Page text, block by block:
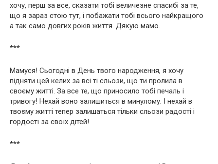
хочу, перш за все, сказати тобі величезне спасибі за те,
що я зараз стою тут, і побажати тобі всього найкращого
а так само довгих років життя. Дякую мамо.
***
Мамуся! Сьогодні в День твого народження, я хочу
підняти цей келих за всі ті сльози, що ти пролила в
своєму житті. За все те, що приносило тобі печаль і
тривогу! Нехай воно залишиться в минулому. І нехай в
твоєму житті тепер залишаться тільки сльози радості і
гордості за своїх дітей!
***